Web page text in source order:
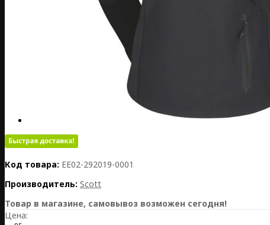
Код товара: EE02-292019-0001
Производитель: Scott
Товар в магазине, самовывоз возможен сегодня!
Цена: